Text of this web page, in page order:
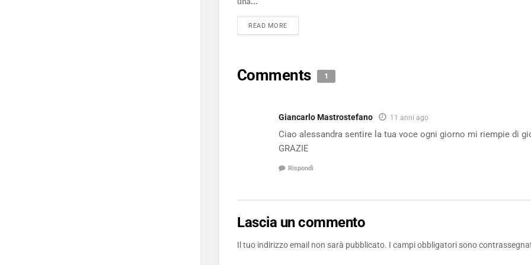
READ MOREDETAILS
Comments 1
Giancarlo Mastrostefano 11 anni ago
Ciao alessandra sentire la tua voce ogni giorno mi riempie di
GRAZIE
Rispondi
Lascia un commento
Il tuo indirizzo email non sarà pubblicato. I campi obbligatori sono